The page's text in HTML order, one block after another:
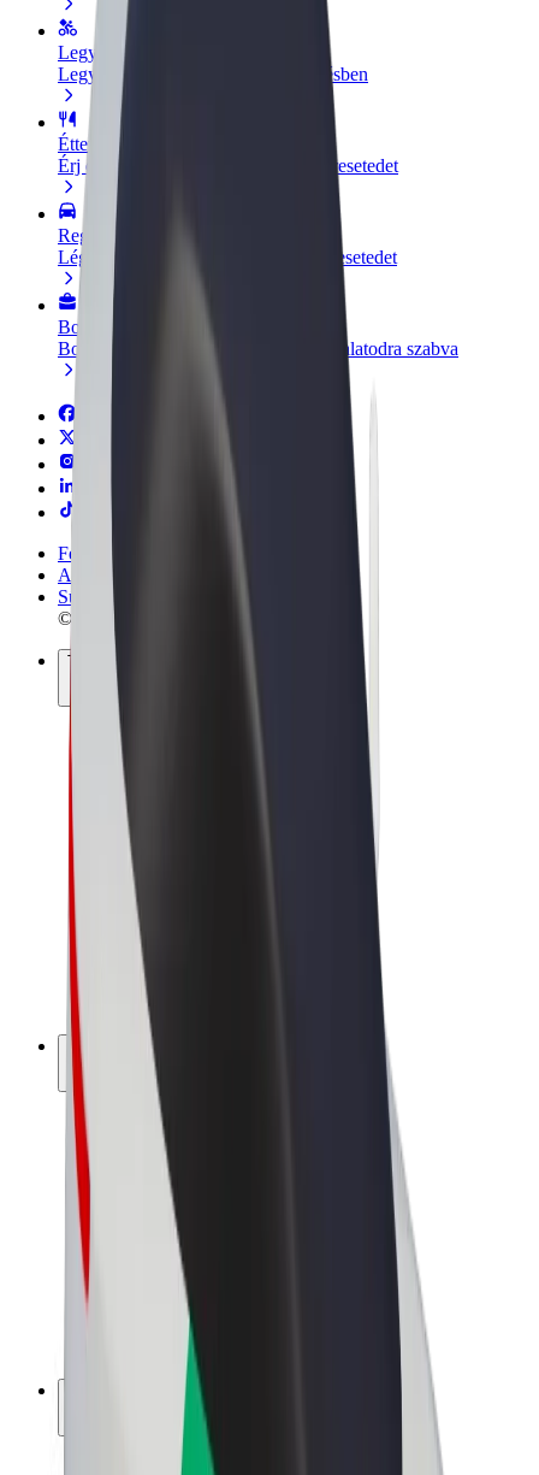
Legyél futár
Legyél futár és részesülj heti kifizetésben
Étterem vagy üzlet hozzáadása
Érj el több felhasználót és növeld keresetedet
Regisztrálj flottatulajdonosként
Légy Bolt flottapartner és növeld keresetedet
Bolt for Business
Bolt termékek és szolgáltatások a vállalatodra szabva
Felhasználási feltételek
Adatvédelem
Sütik
© 2026 Bolt Technology OÜ
Termékek
Utazás
Rollerek
Bolt Market
Bolt Food
Bolt Drive
Bolt cégeknek
E-kerékpárok
Bolt Plus
Keress a Bolttal
Sofőrök
Sofőr kereset
Futár kereset
Bolt Food kereskedők
Franchise-ok